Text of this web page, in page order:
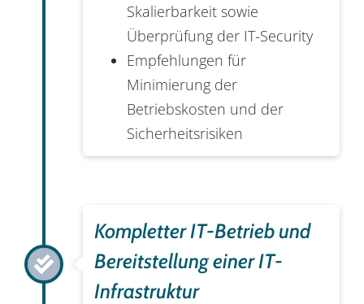
Skalierbarkeit sowie
Überprüfung der IT-Security
Empfehlungen für
Minimierung der
Betriebskosten und der
Sicherheitsrisiken
Kompletter IT-Betrieb und
Bereitstellung einer IT-
Infrastruktur